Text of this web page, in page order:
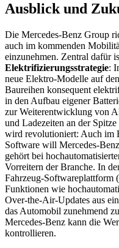
Ausblick und
Die Mercedes-Benz Group
auch im kommenden
einzunehmen. Zentral dafür
Elektrifizierungsstrategie:
neue Elektro-Modelle auf
Baureihen konsequent
in den Aufbau eigener
zur Weiterentwicklung von
und Ladezeiten an der
wird revolutioniert: Auch im
Software will Mercedes-
gehört bei
Vorreitern der Branche. In
Fahrzeug-Softwareplattform
Funktionen wie
Over-the-Air-Updates aus
das Automobil zunehmend
Mercedes-Benz kann die
kontrollieren.